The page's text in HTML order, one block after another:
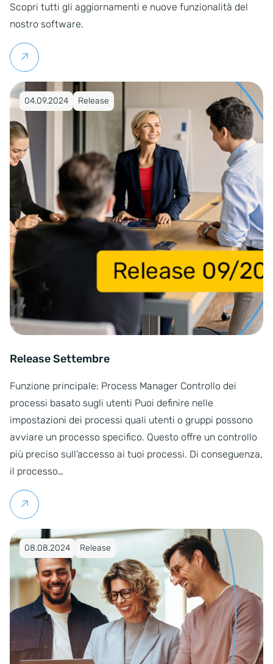
Scopri tutti gli aggiornamenti e nuove funzionalità del
nostro software.
Per saperne di più
Pubblicato su 04.09.2024
04.09.2024 Release
Release Settembre
Funzione principale: Process Manager Controllo dei
processi basato sugli utenti Puoi definire nelle
impostazioni dei processi quali utenti o gruppi possono
avviare un processo specifico. Questo offre un controllo
più preciso sull’accesso ai tuoi processi. Di conseguenza,
il processo…
Per saperne di più
Pubblicato su 08.08.2024
08.08.2024 Release